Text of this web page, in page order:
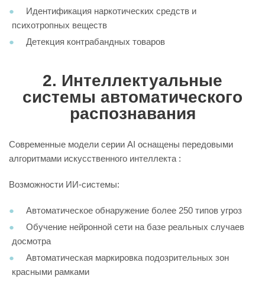
Идентификация наркотических средств и
психотропных веществ
Детекция контрабандных товаров
2. Интеллектуальные
системы автоматического
распознавания
Современные модели серии AI оснащены передовыми
алгоритмами искусственного интеллекта :
Возможности ИИ-системы:
Автоматическое обнаружение более 250 типов угроз
Обучение нейронной сети на базе реальных случаев
досмотра
Автоматическая маркировка подозрительных зон
красными рамками